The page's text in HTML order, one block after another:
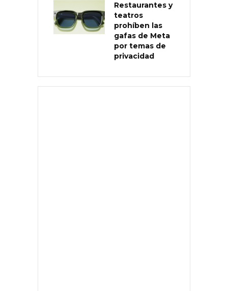
Restaurantes y
teatros
prohíben las
gafas de Meta
por temas de
privacidad